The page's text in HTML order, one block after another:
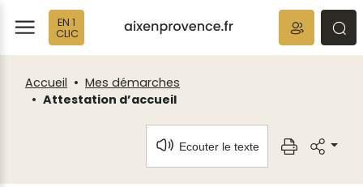
EN 1
CLIC
Accueil
Mes démarches
Attestation d’accueil
Ecouter le texte
Fenêtre
de
chat
Panneau de gestion des cookies